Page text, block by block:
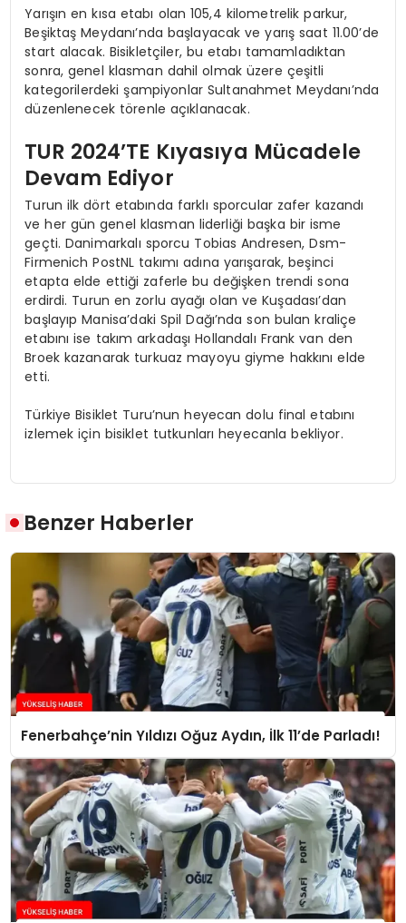
Yarışın en kısa etabı olan 105,4 kilometrelik parkur,
Beşiktaş Meydanı’nda başlayacak ve yarış saat 11.00’de
start alacak. Bisikletçiler, bu etabı tamamladıktan
sonra, genel klasman dahil olmak üzere çeşitli
kategorilerdeki şampiyonlar Sultanahmet Meydanı’nda
düzenlenecek törenle açıklanacak.
TUR 2024’TE Kıyasıya Mücadele
Devam Ediyor
Turun ilk dört etabında farklı sporcular zafer kazandı
ve her gün genel klasman liderliği başka bir isme
geçti. Danimarkalı sporcu Tobias Andresen, Dsm-
Firmenich PostNL takımı adına yarışarak, beşinci
etapta elde ettiği zaferle bu değişken trendi sona
erdirdi. Turun en zorlu ayağı olan ve Kuşadası’dan
başlayıp Manisa’daki Spil Dağı’nda son bulan kraliçe
etabını ise takım arkadaşı Hollandalı Frank van den
Broek kazanarak turkuaz mayoyu giyme hakkını elde
etti.
Türkiye Bisiklet Turu’nun heyecan dolu final etabını
izlemek için bisiklet tutkunları heyecanla bekliyor.
Benzer Haberler
Fenerbahçe’nin Yıldızı Oğuz Aydın, İlk 11’de Parladı!